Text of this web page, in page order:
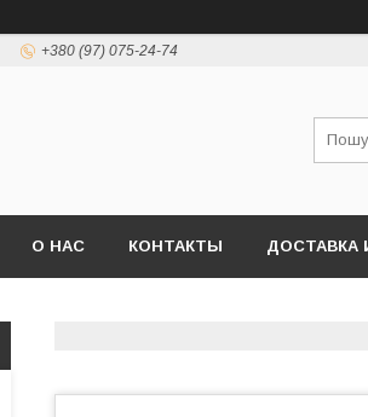
+380 (97) 075-24-74
О НАС КОНТАКТЫ ДОСТАВКА